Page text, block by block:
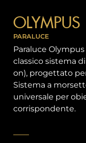
OLYMPUS
PARALUCE
Paraluce
classico sistema
on), progettato
Sistema a
universale per
corrispondente.